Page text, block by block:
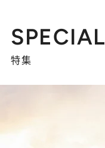
SPECIAL
特集